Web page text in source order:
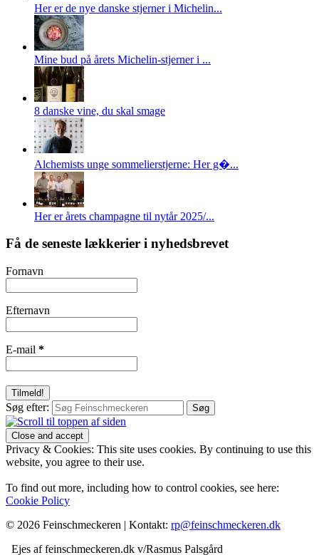
Her er de nye danske stjerner i Michelin...
Mine bud på årets Michelin-stjerner i ...
8 danske vine, du skal smage
Alchemists unge sommelierstjerne: Her g�...
Her er årets champagne til nytår 2025/...
Få de seneste lækkerier i nyhedsbrevet
Fornavn
Efternavn
E-mail *
Søg efter:
Privacy & Cookies: This site uses cookies. By continuing to use this
website, you agree to their use.
To find out more, including how to control cookies, see here:
Cookie Policy
© 2026 Feinschmeckeren | Kontakt: rp@feinschmeckeren.dk
Ejes af feinschmeckeren.dk v/Rasmus Palsgård